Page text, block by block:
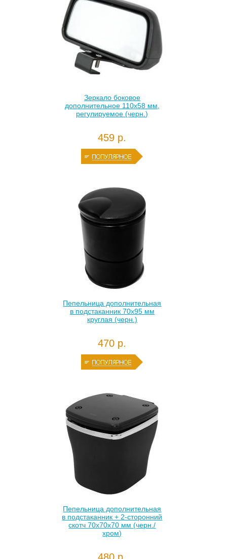
Зеркало боковое
дополнительное 110х58 мм,
регулируемое (черн.)
459 р.
Пепельница дополнительная
в подстаканник 70х95 мм
круглая (черн.)
470 р.
Пепельница дополнительная
в подстаканник + 2-сторонний
скотч 70х70х70 мм (черн./
хром)